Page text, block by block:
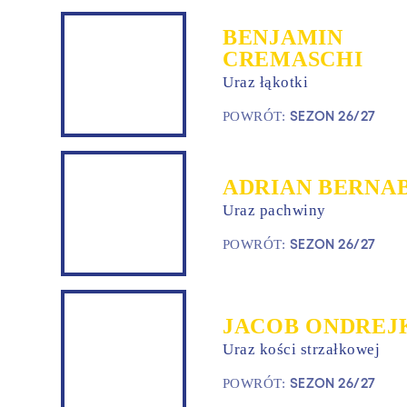
BENJAMIN
CREMASCHI
Uraz łąkotki
POWRÓT: SEZON 26/27
ADRIAN
Uraz pachwiny
POWRÓT: SEZON 26/27
JACOB
Uraz kości strzałkowej
POWRÓT: SEZON 26/27